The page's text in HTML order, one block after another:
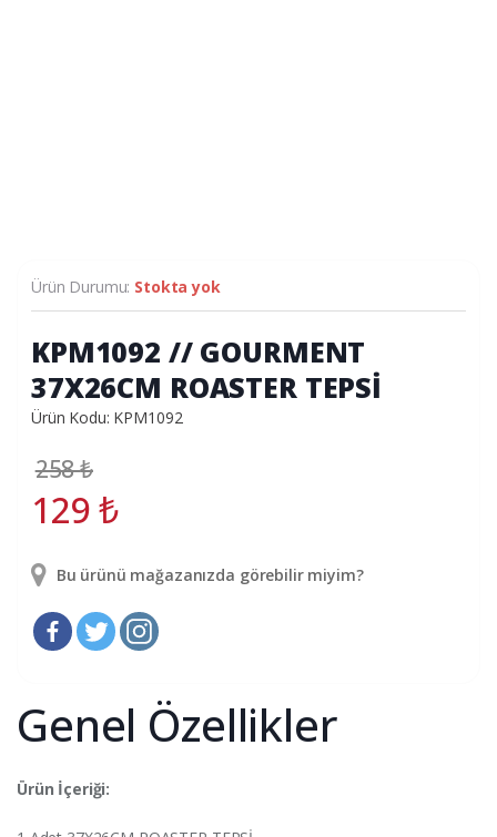
Ürün Durumu: Stokta yok
KPM1092 // GOURMENT
37X26CM ROASTER TEPSİ
Ürün Kodu: KPM1092
258₺
129₺
Bu ürünü mağazanızda görebilir miyim?
Genel Özellikler
Ürün İçeriği: